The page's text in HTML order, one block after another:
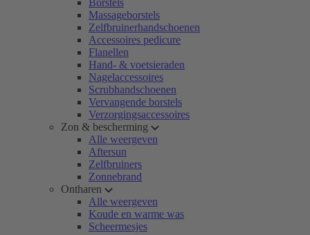
Borstels
Massageborstels
Zelfbruinerhandschoenen
Accessoires pedicure
Flanellen
Hand- & voetsieraden
Nagelaccessoires
Scrubhandschoenen
Vervangende borstels
Verzorgingsaccessoires
Zon & bescherming
Alle weergeven
Aftersun
Zelfbruiners
Zonnebrand
Ontharen
Alle weergeven
Koude en warme was
Scheermesjes